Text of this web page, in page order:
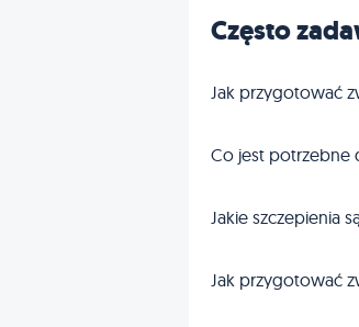
Często
Jak przygotować
Co jest potrzebne
Jakie szczepienia
Jak przygotować